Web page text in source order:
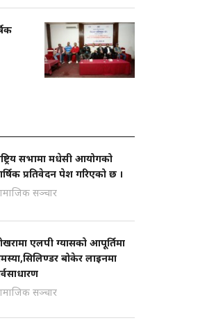
सभामा मधेसी आयोगको
प्रतिवेदन पेश गरिएको छ ।
सञ्चार
एलपी ग्यासको आपूर्तिमा
बोकेर लाइनमा
सञ्चार